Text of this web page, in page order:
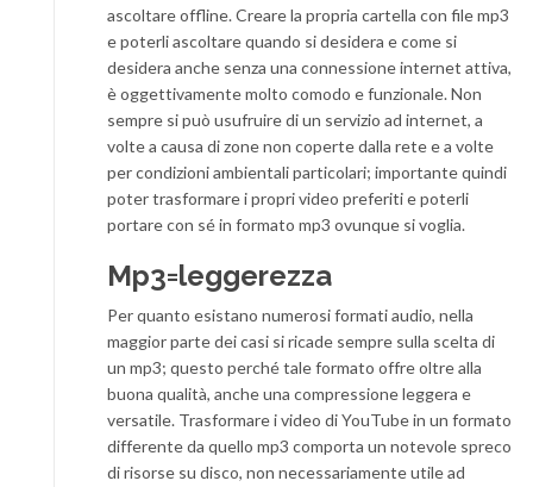
ascoltare offline. Creare la propria cartella con file mp3
e poterli ascoltare quando si desidera e come si
desidera anche senza una connessione internet attiva,
è oggettivamente molto comodo e funzionale. Non
sempre si può usufruire di un servizio ad internet, a
volte a causa di zone non coperte dalla rete e a volte
per condizioni ambientali particolari; importante quindi
poter trasformare i propri video preferiti e poterli
portare con sé in formato mp3 ovunque si voglia.
Mp3=leggerezza
Per quanto esistano numerosi formati audio, nella
maggior parte dei casi si ricade sempre sulla scelta di
un mp3; questo perché tale formato offre oltre alla
buona qualità, anche una compressione leggera e
versatile. Trasformare i video di YouTube in un formato
differente da quello mp3 comporta un notevole spreco
di risorse su disco, non necessariamente utile ad